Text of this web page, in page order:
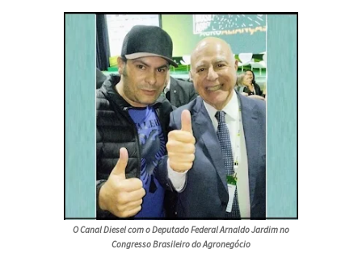
O Canal Diesel com o Deputado Federal Arnaldo Jardim no
Congresso Brasileiro do Agronegócio